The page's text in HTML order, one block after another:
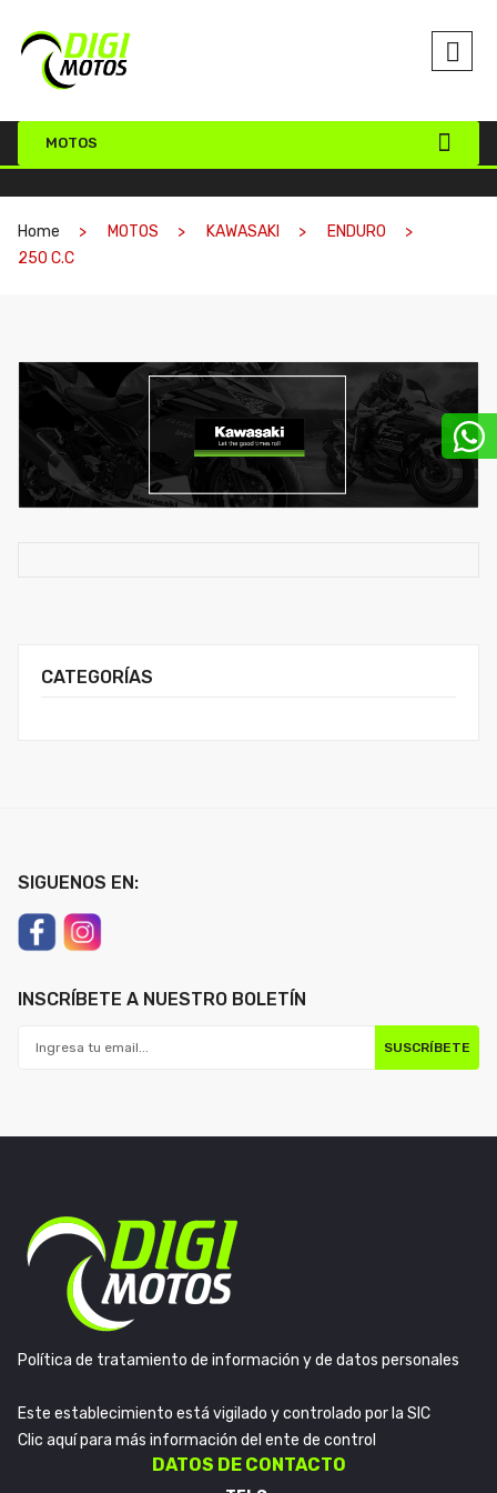
MOTOS
Home MOTOS KAWASAKI
ENDURO
250 C.C
CATEGORÍAS
SIGUENOS EN:
INSCRÍBETE A NUESTRO BOLETÍN
SUSCRÍBETE
Política de tratamiento de información y de datos personales
Este establecimiento está vigilado y controlado por la SIC
Clic aquí para más información del ente de control
DATOS DE CONTACTO